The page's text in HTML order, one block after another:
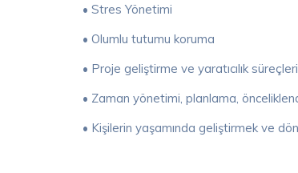
• Stres Yönetimi
• Olumlu tutumu koruma
• Proje geliştirme ve yaratıcılık süreçleri
• Zaman yönetimi, planlama,
• Kişilerin yaşamında geliştirmek ve